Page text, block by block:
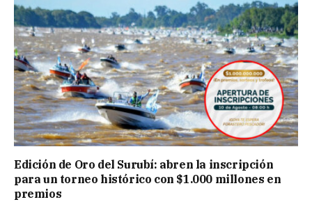
Edición de Oro del Surubí: abren la inscripción
para un torneo histórico con $1.000 millones en
premios